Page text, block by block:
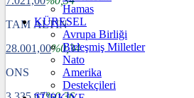
TAM ALTIN
28.001,00%0,34
ONS
Hamas
KÜRESEL
Avrupa Birliği
Birleşmiş Milletler
Nato
Amerika
Destekçileri